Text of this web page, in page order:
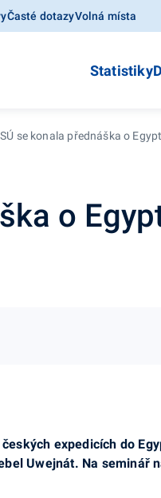
Časté dotazyVolná místa
Statistiky
se konala přednáška o
o
expedicích do
Uwejnát. Na